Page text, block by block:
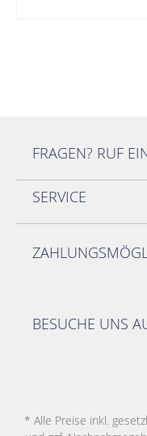
FRAGEN? RUF
SERVICE
BESUCHE UNS
* Alle Preise inkl.